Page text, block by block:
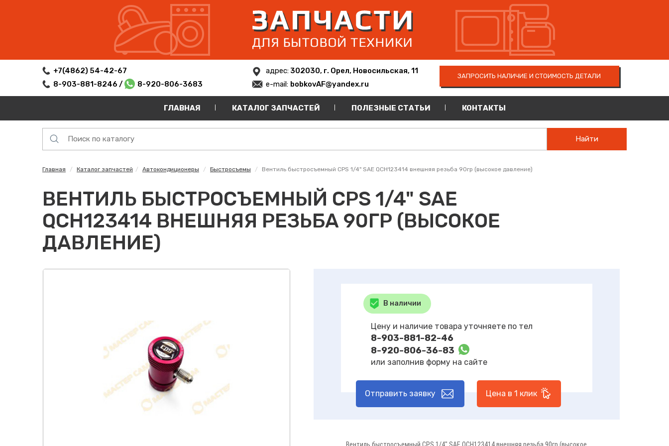
+7(4862) 54-42-67
8-903-881-8246 /
8-920-806-3683
адрес: 302030, г. Орел, Новосильская, 11
e-mail: bobkovAF@yandex.ru
ЗАПРОСИТЬ НАЛИЧИЕ И СТОИМОСТЬ ДЕТАЛИ
ГЛАВНАЯ КАТАЛОГ ЗАПЧАСТЕЙ ПОЛЕЗНЫЕ СТАТЬИ КОНТАКТЫ
Найти
Главная Каталог запчастей Автокондиционеры Быстросъемы Вентиль быстросъемный CPS 1/4" SAE QCH123414 внешняя резьба 90гр (высокое давление)
ВЕНТИЛЬ БЫСТРОСЪЕМНЫЙ CPS 1/4" SAE
QCH123414 ВНЕШНЯЯ РЕЗЬБА 90ГР (ВЫСОКОЕ
ДАВЛЕНИЕ)
В наличии
Цену и наличие товара уточняете по тел
8-903-881-82-46
8-920-806-36-83
или заполнив форму на сайте
Отправить заявку Цена в 1 клик
Вентиль быстросъемный CPS 1/4" SAE QCH123414 внешняя резьба 90гр (высокое